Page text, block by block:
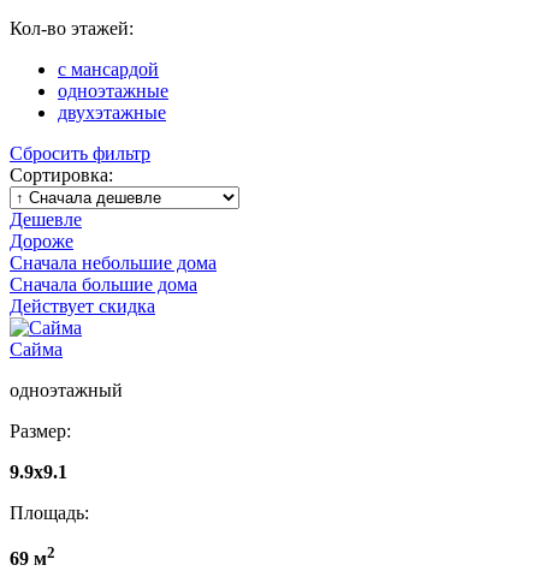
Кол-во этажей:
с мансардой
одноэтажные
двухэтажные
Сбросить фильтр
Сортировка:
Дешевле
Дороже
Сначала небольшие дома
Сначала большие дома
Действует скидка
Сайма
одноэтажный
Размер:
9.9х9.1
Площадь:
69 м2